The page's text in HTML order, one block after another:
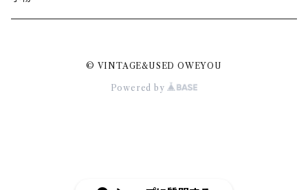
© VINTAGE&USED OWEYOU
Powered by